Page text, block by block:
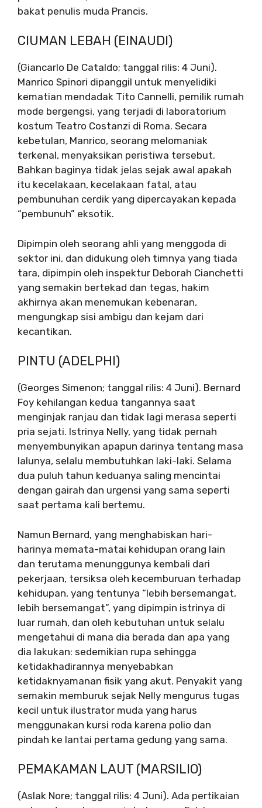
bakat penulis muda Prancis.
CIUMAN LEBAH (EINAUDI)
(Giancarlo De Cataldo; tanggal rilis: 4 Juni).
Manrico Spinori dipanggil untuk menyelidiki
kematian mendadak Tito Cannelli, pemilik rumah
mode bergengsi, yang terjadi di laboratorium
kostum Teatro Costanzi di Roma. Secara
kebetulan, Manrico, seorang melomaniak
terkenal, menyaksikan peristiwa tersebut.
Bahkan baginya tidak jelas sejak awal apakah
itu kecelakaan, kecelakaan fatal, atau
pembunuhan cerdik yang dipercayakan kepada
“pembunuh” eksotik.
Dipimpin oleh seorang ahli yang menggoda di
sektor ini, dan didukung oleh timnya yang tiada
tara, dipimpin oleh inspektur Deborah Cianchetti
yang semakin bertekad dan tegas, hakim
akhirnya akan menemukan kebenaran,
mengungkap sisi ambigu dan kejam dari
kecantikan.
PINTU (ADELPHI)
(Georges Simenon; tanggal rilis: 4 Juni). Bernard
Foy kehilangan kedua tangannya saat
menginjak ranjau dan tidak lagi merasa seperti
pria sejati. Istrinya Nelly, yang tidak pernah
menyembunyikan apapun darinya tentang masa
lalunya, selalu membutuhkan laki-laki. Selama
dua puluh tahun keduanya saling mencintai
dengan gairah dan urgensi yang sama seperti
saat pertama kali bertemu.
Namun Bernard, yang menghabiskan hari-
harinya memata-matai kehidupan orang lain
dan terutama menunggunya kembali dari
pekerjaan, tersiksa oleh kecemburuan terhadap
kehidupan, yang tentunya “lebih bersemangat,
lebih bersemangat”, yang dipimpin istrinya di
luar rumah, dan oleh kebutuhan untuk selalu
mengetahui di mana dia berada dan apa yang
dia lakukan: sedemikian rupa sehingga
ketidakhadirannya menyebabkan
ketidaknyamanan fisik yang akut. Penyakit yang
semakin memburuk sejak Nelly mengurus tugas
kecil untuk ilustrator muda yang harus
menggunakan kursi roda karena polio dan
pindah ke lantai pertama gedung yang sama.
PEMAKAMAN LAUT (MARSILIO)
(Aslak Nore; tanggal rilis: 4 Juni). Ada pertikaian